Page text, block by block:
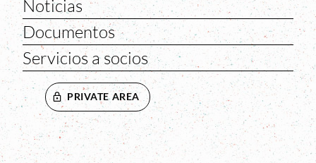
Noticias
Documentos
Servicios a socios
PRIVATE AREA